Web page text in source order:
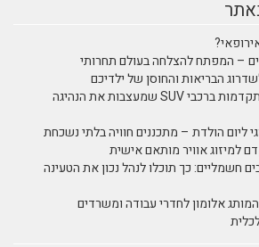
– המפתח להצלחה בעולם תחרותי
הבריאות והחוסן של ילדיכם
נהיגה חכמה: טכנולוגיות מתקדמות ברכבי SUV שמעצבות את הנהיגה
ליום הולדת – מתכננים חוויה בלתי נשכחת
למיזוג אוויר מותאם אישית
חשמליים: כך תוכלו לנהל נכון את הטעינה
אלומון לחדרי עבודה ומשרדים